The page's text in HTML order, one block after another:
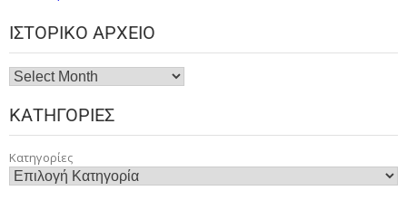
ΙΣΤΟΡΙΚΌ ΑΡΧΕΊΟ
ΚΑΤΗΓΟΡΊΕΣ
Κατηγορίες